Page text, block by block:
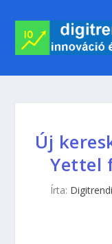
Új
Yettel
Írta: Digitrendi